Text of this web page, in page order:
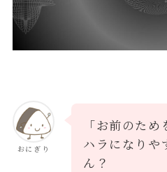
おにぎり
「お前のた
ハラになりや
ん？